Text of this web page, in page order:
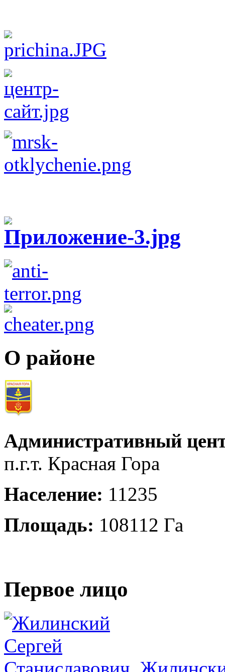
О районе
Административный
п.г.т. Красная Гора
Население: 11235
Площадь: 108112 Га
Первое лицо